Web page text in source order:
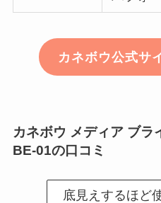
カネボウ公式サ
カネボウ メディア ブラ
BE-01の口コミ
底見えするほど